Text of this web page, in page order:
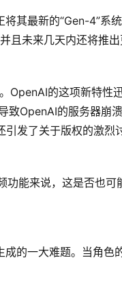
其最新的“Gen-4”系
且未来几天内还将推
。OpenAI的这项新特性
致OpenAI的服务器崩
引发了关于版权的激烈
功能来说，这是否也可
成的一大难题。当角色